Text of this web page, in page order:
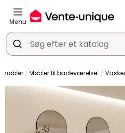
Menu
Møbler til badeværelset